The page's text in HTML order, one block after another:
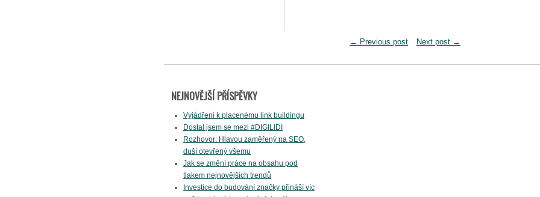
← Previous post Next post →
NEJNOVĚJŠÍ PŘÍSPĚVKY
Vyjádření k placenému link buildingu
Dostal jsem se mezi #DIGILIDI
Rozhovor: Hlavou zaměřený na SEO,
duší otevřený všemu
Jak se změní práce na obsahu pod
tlakem nejnovějších trendů
Investice do budování značky přináší víc